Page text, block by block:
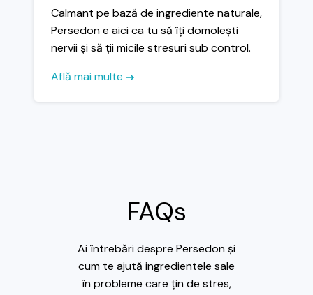
Calmant pe bază de ingrediente naturale,
Persedon e aici ca tu să îți domolești
nervii și să ții micile stresuri sub control.
Află mai multe
FAQs
Ai întrebări despre Persedon și
cum te ajută ingredientele sale
în probleme care țin de stres,